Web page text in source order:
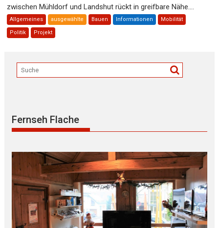
zwischen Mühldorf und Landshut rückt in greifbare Nähe....
Allgemeines ausgewählte Bauen Informationen Mobilität
Politik Projekt
Fernseh Flache